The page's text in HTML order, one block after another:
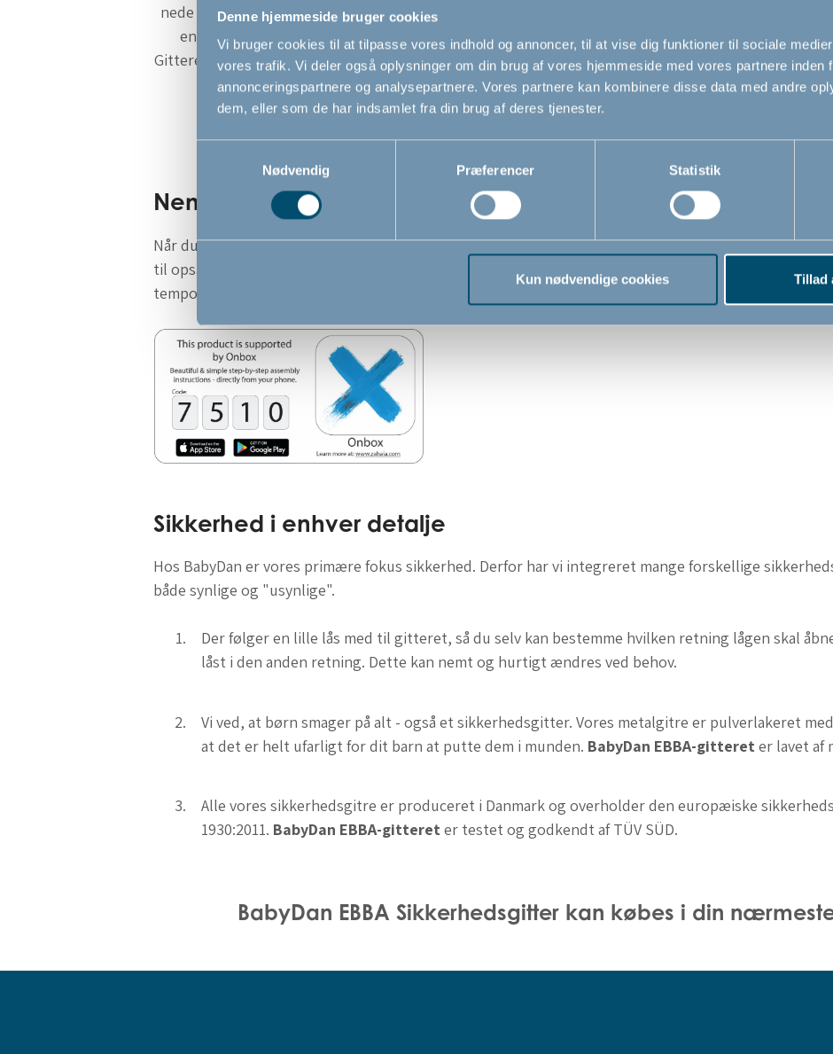
Denne hjemmeside bruger cookies
Vi bruger cookies til at tilpasse vores indhold og annoncer, til at vise dig funktioner til sociale
vores trafik. Vi deler også oplysninger om din brug af vores hjemmeside med vores partnere inden
annonceringspartnere og analysepartnere. Vores partnere kan kombinere disse data med andre
dem, eller som de har indsamlet fra din brug af deres tjenester.
Nødvendig
Præferencer Statistik
Kun nødvendige cookies Tillad
nede ved gulvet, og der er derfor ikke
en ramme, man kan snuble over.
Gitteret kan låses, så det kun kan åbnes
til én valgfri side.
det nemt og hurtigt at fjerne igen, hvis
du f.eks. er i gang med rengøringen
eller får gæster.
Gitteret kan fjernes uden brug af
Derfor
Nemt at sætte op med videoguides
Når du køber et BabyDan sikkerhedsgitter får du en kode med til vores appOnbox, hvor du kan
til opsætning af alle vores gitre. Vejledningerne er nemme at forstå og du kan følge opsætningen
tempo.
Sikkerhed i enhver detalje
Hos BabyDan er vores primære fokus sikkerhed. Derfor har vi integreret mange forskellige
både synlige og "usynlige".
Der følger en lille lås med til gitteret, så du selv kan bestemme hvilken retning lågen skal
låst i den anden retning. Dette kan nemt og hurtigt ændres ved behov.
Vi ved, at børn smager på alt - også et sikkerhedsgitter. Vores metalgitre er pulverlakeret
at det er helt ufarligt for dit barn at putte dem i munden. BabyDan EBBA-gittereter lavet af
Alle vores sikkerhedsgitre er produceret i Danmark og overholder den europæiske
1930:2011. BabyDan EBBA-gittereter testet og godkendt af TÜV SÜD.
BabyDan EBBA Sikkerhedsgitter kan købes i din